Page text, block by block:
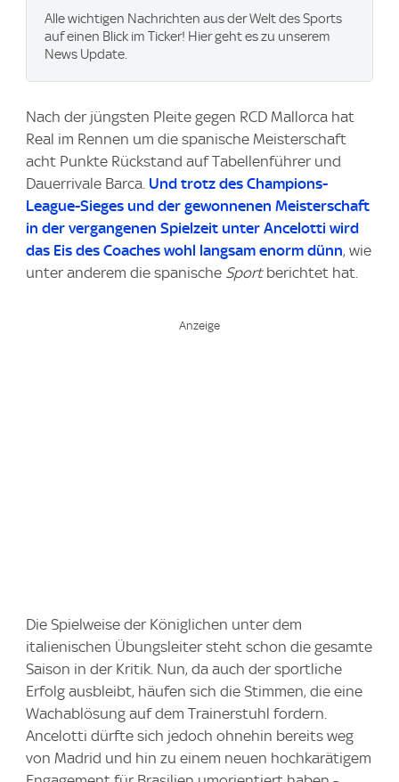
Alle wichtigen Nachrichten aus der Welt des Sports
auf einen Blick im Ticker! Hier geht es zu unserem
News Update.
Nach der jüngsten Pleite gegen RCD Mallorca hat
Real im Rennen um die spanische Meisterschaft
acht Punkte Rückstand auf Tabellenführer und
Dauerrivale Barca. Und trotz des Champions-
League-Sieges und der gewonnenen Meisterschaft
in der vergangenen Spielzeit unter Ancelotti wird
das Eis des Coaches wohl langsam enorm dünn, wie
unter anderem die spanische Sport berichtet hat.
Die Spielweise der Königlichen unter dem
italienischen Übungsleiter steht schon die gesamte
Saison in der Kritik. Nun, da auch der sportliche
Erfolg ausbleibt, häufen sich die Stimmen, die eine
Wachablösung auf dem Trainerstuhl fordern.
Ancelotti dürfte sich jedoch ohnehin bereits weg
von Madrid und hin zu einem neuen hochkarätigem